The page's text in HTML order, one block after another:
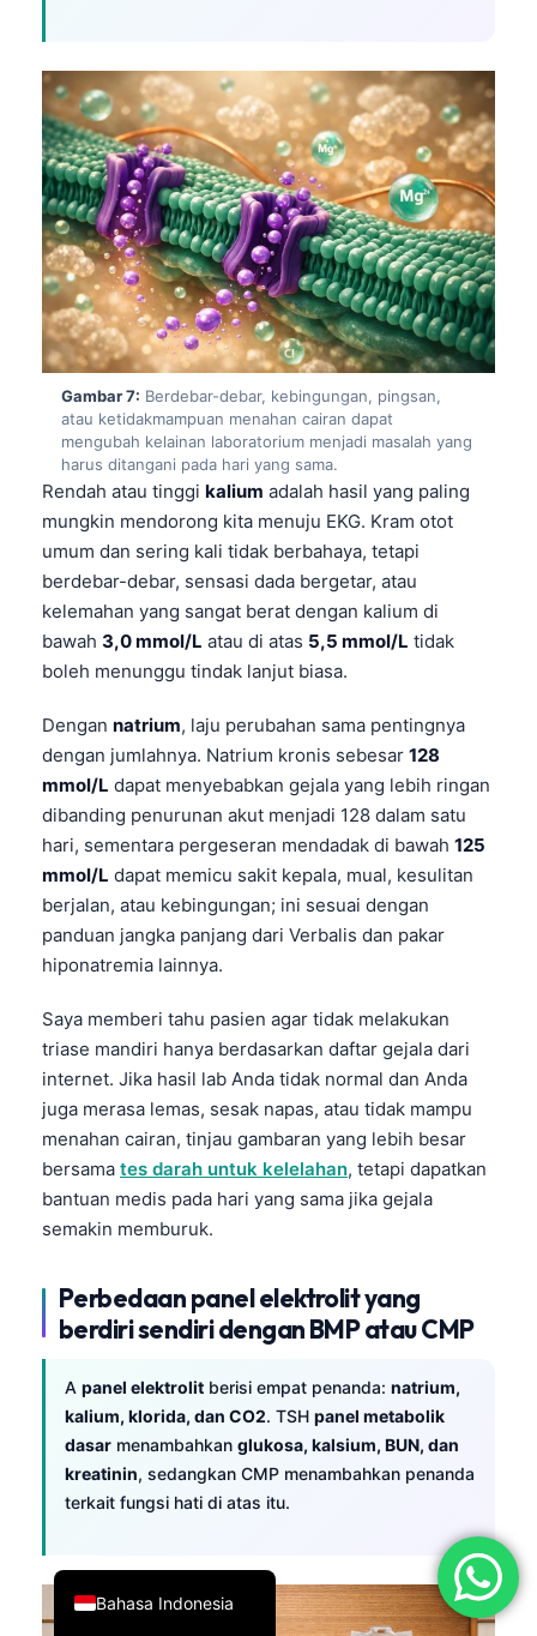
Gambar 7: Berdebar-debar, kebingungan, pingsan,
atau ketidakmampuan menahan cairan dapat
mengubah kelainan laboratorium menjadi masalah yang
harus ditangani pada hari yang sama.
Rendah atau tinggi kalium adalah hasil yang paling
mungkin mendorong kita menuju EKG. Kram otot
umum dan sering kali tidak berbahaya, tetapi
berdebar-debar, sensasi dada bergetar, atau
kelemahan yang sangat berat dengan kalium di
bawah 3,0 mmol/L atau di atas 5,5 mmol/L tidak
boleh menunggu tindak lanjut biasa.
Dengan natrium, laju perubahan sama pentingnya
dengan jumlahnya. Natrium kronis sebesar 128
mmol/L dapat menyebabkan gejala yang lebih ringan
dibanding penurunan akut menjadi 128 dalam satu
hari, sementara pergeseran mendadak di bawah 125
mmol/L dapat memicu sakit kepala, mual, kesulitan
berjalan, atau kebingungan; ini sesuai dengan
panduan jangka panjang dari Verbalis dan pakar
hiponatremia lainnya.
Saya memberi tahu pasien agar tidak melakukan
triase mandiri hanya berdasarkan daftar gejala dari
internet. Jika hasil lab Anda tidak normal dan Anda
juga merasa lemas, sesak napas, atau tidak mampu
menahan cairan, tinjau gambaran yang lebih besar
bersama tes darah untuk kelelahan, tetapi dapatkan
bantuan medis pada hari yang sama jika gejala
semakin memburuk.
Perbedaan panel elektrolit yang
berdiri sendiri dengan BMP atau CMP
A panel elektrolit berisi empat penanda: natrium,
kalium, klorida, dan CO2. TSH panel metabolik
dasar menambahkan glukosa, kalsium, BUN, dan
kreatinin, sedangkan CMP menambahkan penanda
terkait fungsi hati di atas itu.
Bahasa Indonesia
العربية
Français
עִבְרִית
Español
Português
Türkçe
Română
简体中文
فارسی
Български
Dansk
Nederlands
हिन्दी
Հայերեն
Íslenska
Српски језик
Svenska
Bosanski
Eesti
日本語
Čeština
ქართული
Русский
Lietuvių kalba
Polski
한국어
Slovenščina
Magyar
Shqip
বাংলা
اردو
मराठी
తెలుగు